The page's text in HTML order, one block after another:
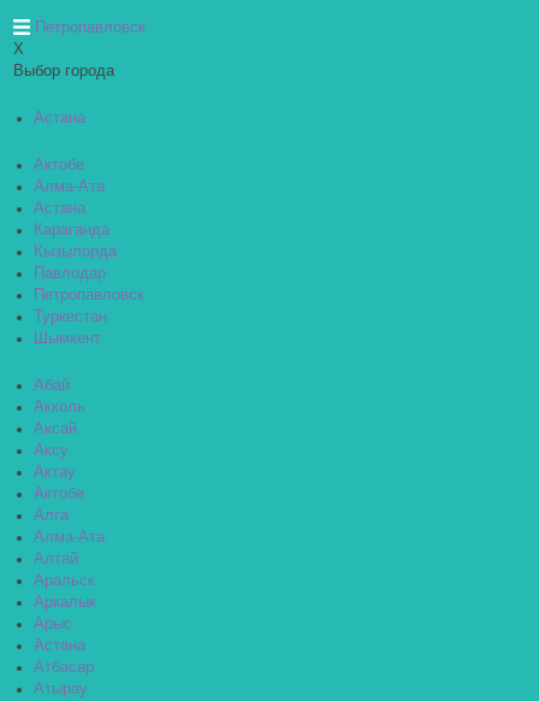
Петропавловск
X
Выбор города
Астана
Актобе
Алма-Ата
Астана
Караганда
Кызылорда
Павлодар
Петропавловск
Туркестан
Шымкент
Абай
Акколь
Аксай
Аксу
Актау
Актобе
Алга
Алма-Ата
Алтай
Аральск
Аркалык
Арыс
Астана
Атбасар
Атырау